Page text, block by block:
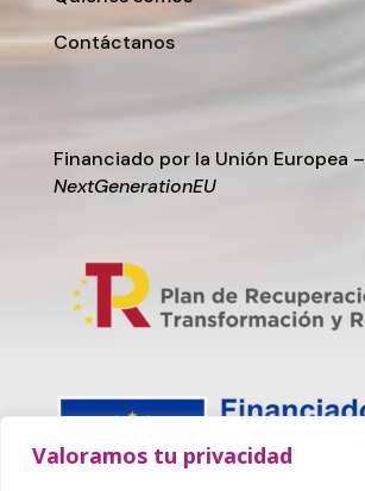
Valoramos tu privacidad
Contáctanos
Financiado por la Unión Europea –
NextGenerationEU